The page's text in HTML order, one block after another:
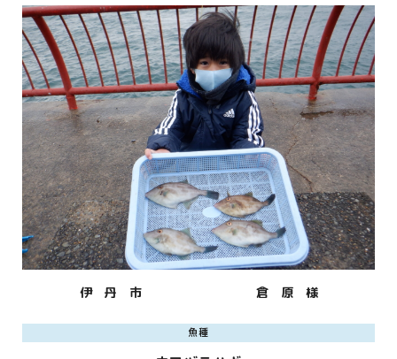
伊 丹 市 倉 原 様
魚種